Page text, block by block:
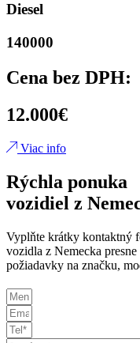
Diesel
140000
Cena bez DPH:
12.000€
Viac info
Rýchla ponuka
vozidiel z
Vyplňte krátky kontaktný
vozidla z Nemecka
požiadavky na značku,